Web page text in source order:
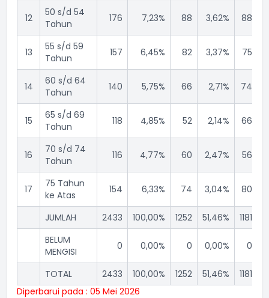
12
50 s/d 54
Tahun
176 7,23% 88 3,62% 88
13
55 s/d 59
Tahun
157 6,45% 82 3,37% 75
14
60 s/d 64
Tahun
140 5,75% 66 2,71% 74
15
65 s/d 69
Tahun
118 4,85% 52 2,14% 66
16
70 s/d 74
Tahun
116 4,77% 60 2,47% 56
17
75 Tahun
ke Atas
154 6,33% 74 3,04% 80
JUMLAH 2433 100,00% 1252 51,46% 1181
BELUM
MENGISI
0 0,00% 0 0,00% 0
TOTAL 2433 100,00% 1252 51,46% 1181
Diperbarui pada : 05 Mei 2026